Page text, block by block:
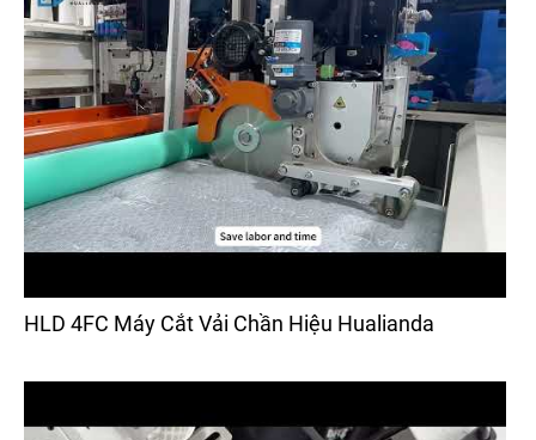
HLD 4FC Máy Cắt Vải Chần Hiệu Hualianda